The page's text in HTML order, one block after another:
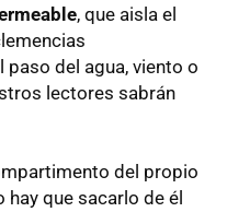
, que aisla el
del agua, viento o
lectores sabrán
del propio
que sacarlo de él